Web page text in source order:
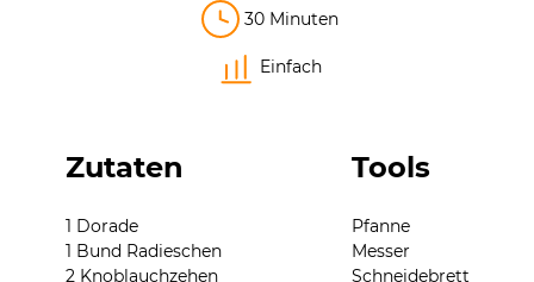
30 Minuten
Einfach
Zutaten
1 Dorade
1 Bund Radieschen
2 Knoblauchzehen
Tools
Pfanne
Messer
Schneidebrett